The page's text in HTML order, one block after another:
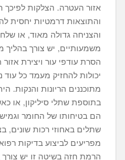
אזור העטרה. הצלקות לפיכך
והתוצאות דרמטיות יחסית
והצניחה גדולה מאוד, או
משמעותיים, יש צורך בהליך
הסרת עודפי עור ויצירת
יכולות להחזיק מעמד כל
מתוכננים הריונות והנקות.
בתוספת שתלי סיליקון, או
הם בטיחותו של החומר
שתלים באחוזי רכות שונים,
מפריעים לביצוע בדיקות
הרמת חזה בשיטה זו יש